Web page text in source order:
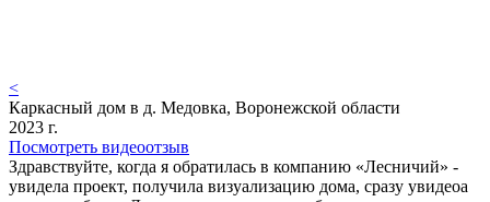
<
Каркасный дом в д. Медовка, Воронежской области
2023 г.
Посмотреть видеоотзыв
Здравствуйте, когда я обратилась в компанию «Лесничий» -
увидела проект, получила визуализацию дома, сразу увидеоа